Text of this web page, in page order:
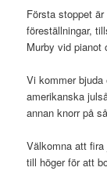
Första stoppet
föreställningar,
Murby vid pianot
Vi kommer
amerikanska
annan knorr på
Välkomna att fira
till höger för att